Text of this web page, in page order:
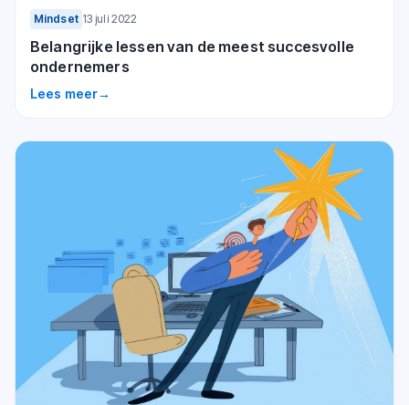
Mindset 13 juli 2022
Belangrijke lessen van de meest succesvolle
ondernemers
Lees meer→